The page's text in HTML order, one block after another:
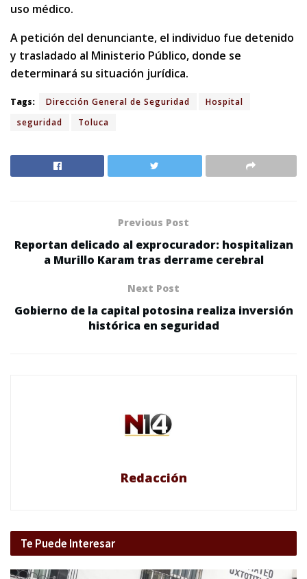
uso médico.
A petición del denunciante, el individuo fue detenido
y trasladado al Ministerio Público, donde se
determinará su situación jurídica.
Tags: Dirección General de Seguridad
Hospital
seguridad
Toluca
Previous Post
Reportan delicado al exprocurador: hospitalizan
a Murillo Karam tras derrame cerebral
Next Post
Gobierno de la capital potosina realiza inversión
histórica en seguridad
Redacción
Te Puede Interesar